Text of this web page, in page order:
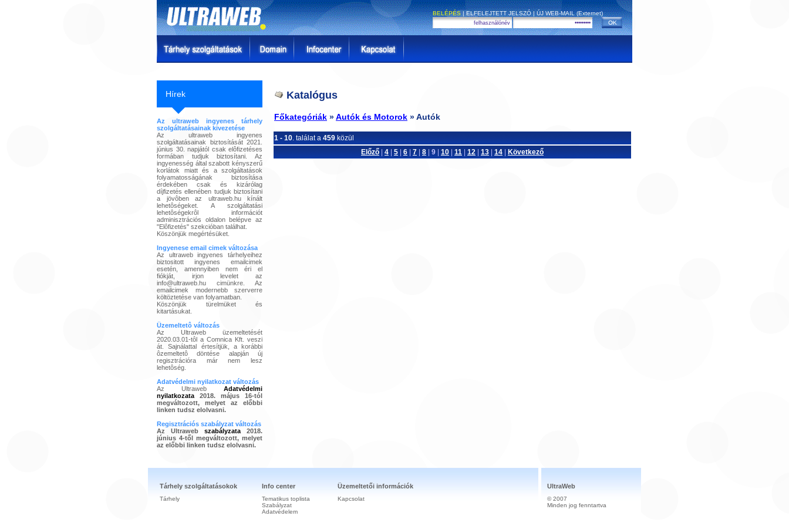
BELÉPÉS|ELFELEJTETT JELSZÓ|ÚJ WEB-MAIL (Externet)
Hírek
Az ultraweb ingyenes tárhely
szolgáltatásainak kivezetése
Az ultraweb ingyenes
szolgáltatásainak biztosítását 2021.
június 30. napjától csak elôfizetéses
formában tudjuk biztosítani. Az
ingyenesség által szabott kényszerű
korlátok miatt és a szolgáltatások
folyamatosságának biztosítása
érdekében csak és kizárólag
díjfizetés ellenében tudjuk biztosítani
a jövôben az ultraweb.hu kínált
lehetôségeket. A szolgáltatási
lehetôségekrôl információt
adminisztrációs oldalon belépve az
"Elôfizetés" szekcióban találhat.
Köszönjük megértésüket.
Ingyenese email cimek változása
Az ultraweb ingyenes tárhelyeihez
biztositott ingyenes emailcimek
esetén, amennyiben nem éri el
fiókját, irjon levelet az
info@ultraweb.hu cimünkre. Az
emailcimek modernebb szerverre
költöztetése van folyamatban.
Köszönjük türelmüket és
kitartásukat.
Üzemeltetô változás
Az Ultraweb üzemeltetését
2020.03.01-tôl a Comnica Kft. veszi
át. Sajnálattal értesítjük, a korábbi
ôzemeltetô döntése alapján új
regisztrációra már nem lesz
lehetôség.
Adatvédelmi nyilatkozat változás
Az Ultraweb Adatvédelmi
nyilatkozata 2018. május 16-tól
megváltozott, melyet az előbbi
linken tudsz elolvasni.
Regisztrációs szabályzat változás
Az Ultraweb szabályzata 2018.
június 4-től megváltozott, melyet
az előbbi linken tudsz elolvasni.
Katalógus
Főkategóriák »Autók és Motorok » Autók
1 - 10. találat a 459 közül
Előző
4 5 6 7 8 9 10 11 12 13 14 Következő
Tárhely szolgáltatásokok
Tárhely
Info center
Tematikus toplista
Szabályzat
Adatvédelem
Üzemeltetői információk
Kapcsolat
UltraWeb
© 2007
Minden jog fenntartva